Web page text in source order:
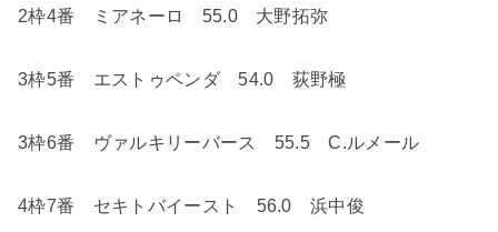
2枠4番 ミアネーロ 55.0大野拓弥
3枠5番 エストゥペンダ 54.0 荻野極
3枠6番 ヴァルキリーバース 55.5 C.ルメール
4枠7番 セキトバイースト 56.0 浜中俊